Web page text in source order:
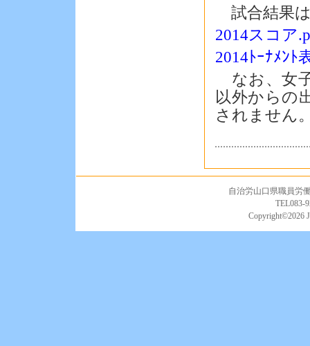
試合結果
2014スコア
2014ﾄｰﾅﾒﾝﾄ
なお、女
以外からの
されません
自治労山口県職員労
TEL083-
Copyright©2026